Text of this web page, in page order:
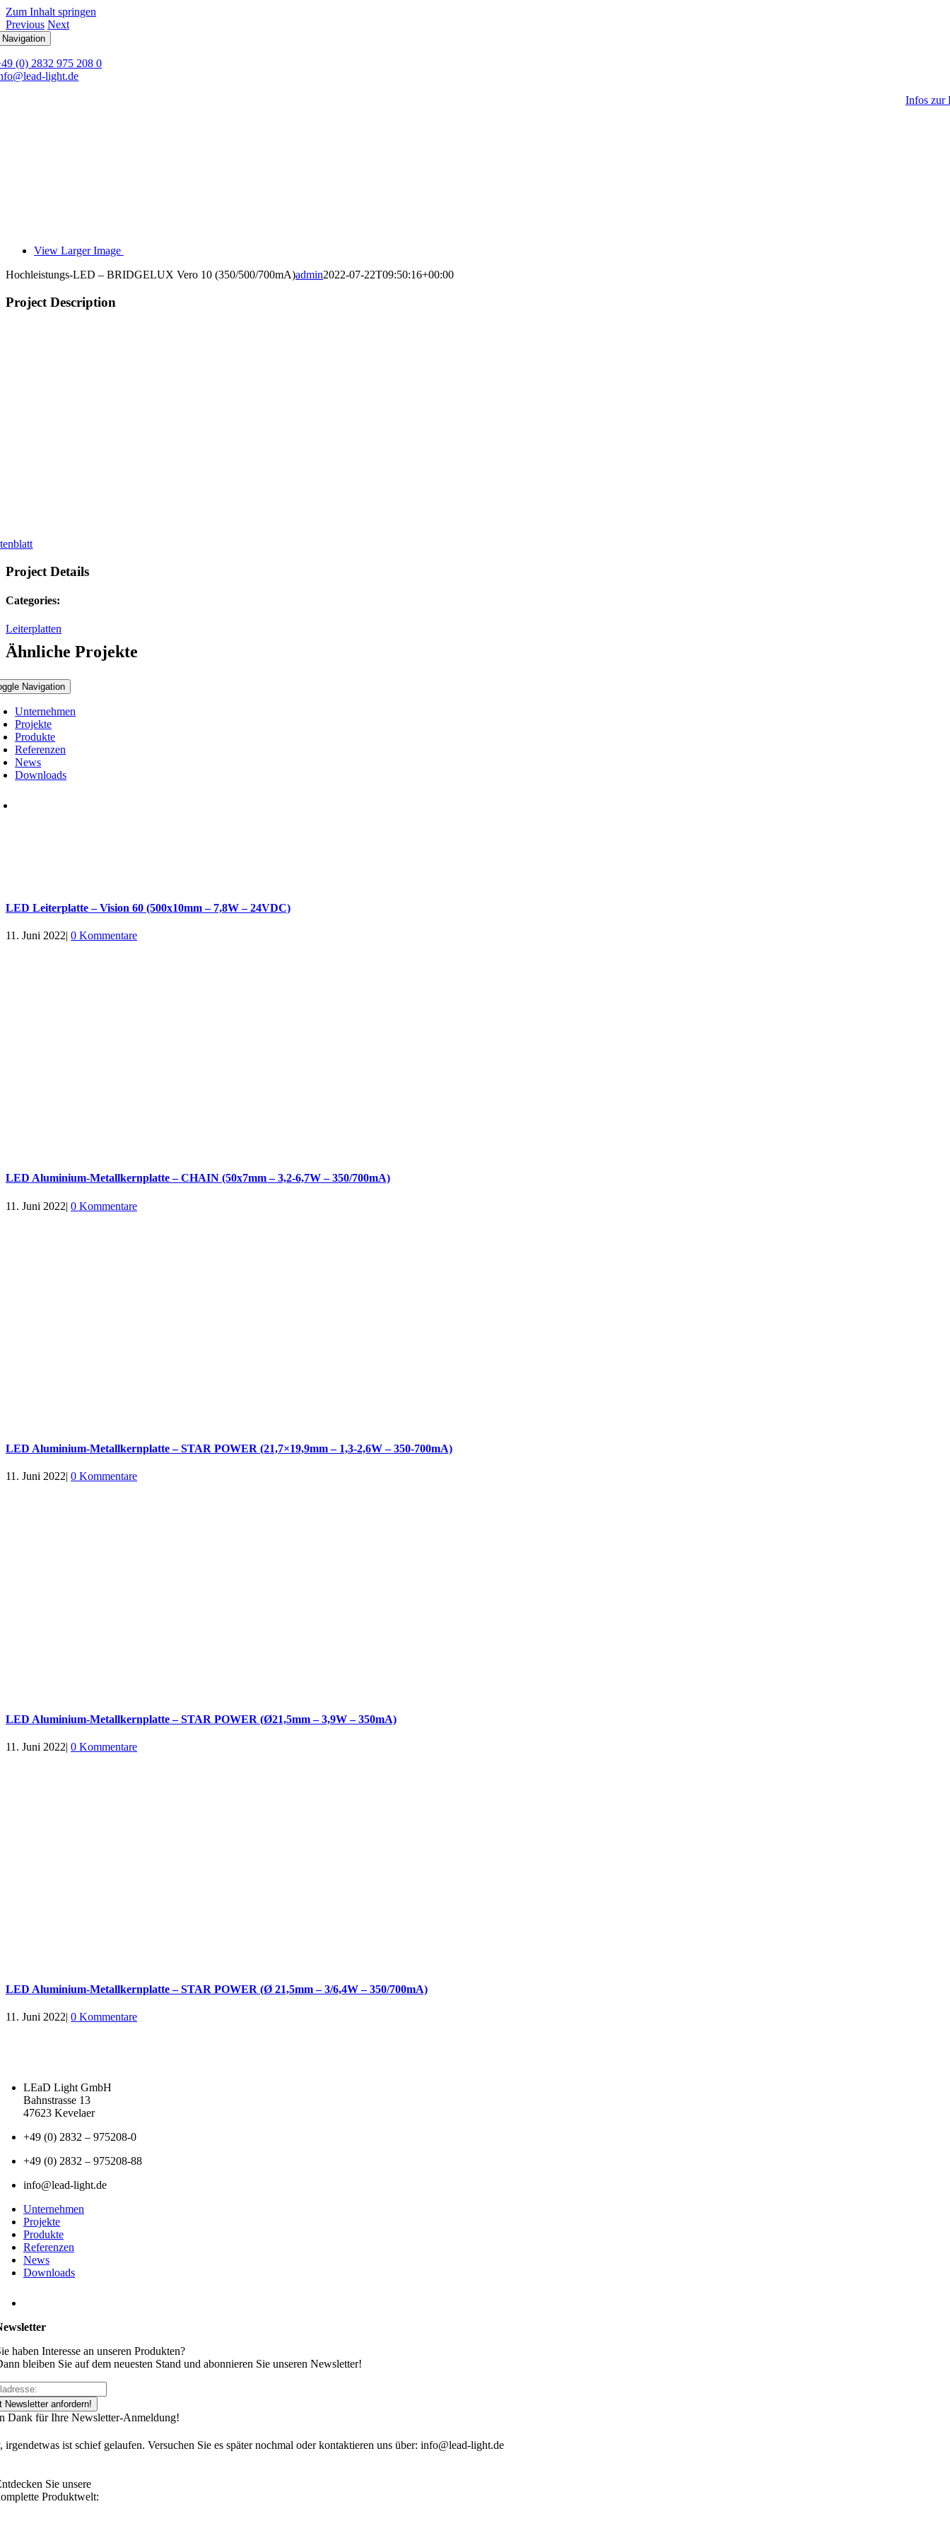
Zum Inhalt springen
Navigation
(0) 2832 975 208 0
light.de
Infos zur
Navigation
Unternehmen
Projekte
Produkte
Referenzen
News
Downloads
Previous Next
View Larger Image
Hochleistungs-LED – BRIDGELUX Vero 10 (350/500/700mA)admin2022-07-22T09:50:16+00:00
Project Description
Project Details
Categories:
Leiterplatten
Ähnliche Projekte
LED Leiterplatte – Vision 60 (500x10mm – 7,8W – 24VDC)
11. Juni 2022| 0 Kommentare
LED Aluminium-Metallkernplatte – CHAIN (50x7mm – 3,2-6,7W – 350/700mA)
11. Juni 2022| 0 Kommentare
LED Aluminium-Metallkernplatte – STAR POWER (21,7×19,9mm – 1,3-2,6W – 350-700mA)
11. Juni 2022| 0 Kommentare
LED Aluminium-Metallkernplatte – STAR POWER (Ø21,5mm – 3,9W – 350mA)
11. Juni 2022| 0 Kommentare
LED Aluminium-Metallkernplatte – STAR POWER (Ø 21,5mm – 3/6,4W – 350/700mA)
11. Juni 2022| 0 Kommentare
LEaD Light GmbH
Bahnstrasse 13
47623 Kevelaer
+49 (0) 2832 – 975208-0
+49 (0) 2832 – 975208-88
info@lead-light.de
Unternehmen
Projekte
Produkte
Referenzen
News
Downloads
haben Interesse an unseren Produkten?
bleiben Sie auf dem neuesten Stand und abonnieren Sie unseren Newsletter!
Newsletter anfordern!
Dank für Ihre Newsletter-Anmeldung!
irgendetwas ist schief gelaufen. Versuchen Sie es später nochmal oder kontaktieren uns über: info@lead-light.de
Sie unsere
Produktwelt: